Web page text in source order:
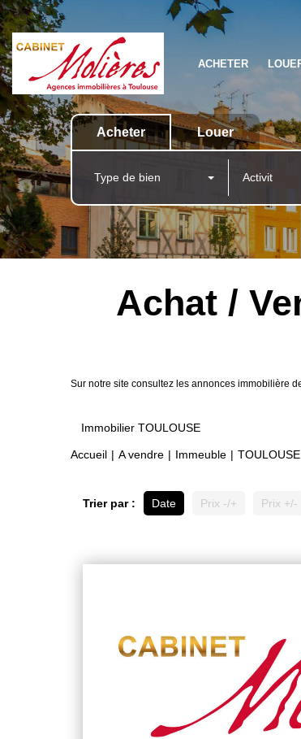
ACHETER
Acheter Louer
Type de bien Activit
Achat /
Sur notre site consultez les annonces immobilière
Immobilier TOULOUSE
Accueil A vendre Immeuble TOULOUSE
Trier par : Date Prix -/+ Prix +/-